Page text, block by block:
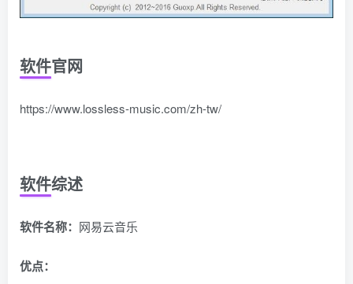
软件官网
https://www.lossless-music.com/zh-tw/
软件综述
软件名称： 网易云音乐
优点：